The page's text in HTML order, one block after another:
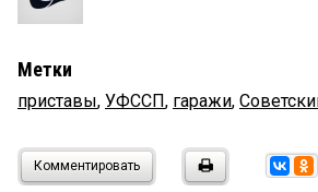
Метки
приставы, УФССП, гаражи,
Комментировать